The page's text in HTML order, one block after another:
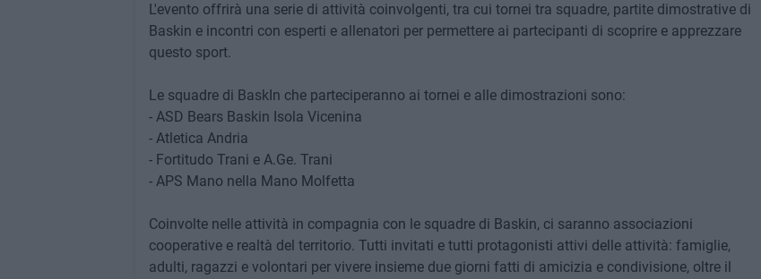
L'evento offrirà una serie di attività coinvolgenti, tra cui tornei tra squadre, partite dimostrative di
Baskin e incontri con esperti e allenatori per permettere ai partecipanti di scoprire e apprezzare
questo sport.
Le squadre di BaskIn che parteciperanno ai tornei e alle dimostrazioni sono:
- ASD Bears Baskin Isola Vicenina
- Atletica Andria
- Fortitudo Trani e A.Ge. Trani
- APS Mano nella Mano Molfetta
Coinvolte nelle attività in compagnia con le squadre di Baskin, ci saranno associazioni
cooperative e realtà del territorio. Tutti invitati e tutti protagonisti attivi delle attività: famiglie,
adulti, ragazzi e volontari per vivere insieme due giorni fatti di amicizia e condivisione, oltre il